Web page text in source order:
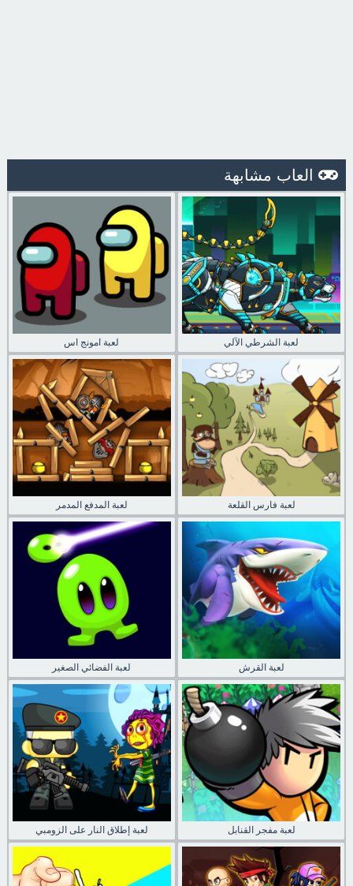
العاب مشابهة
لعبة امونج اس لعبة الشرطي الآلي
لعبة المدفع المدمر لعبة فارس القلعة
لعبة الفضائي الصغير لعبة القرش
لعبة إطلاق النار على الزومبي لعبة مفجر القنابل